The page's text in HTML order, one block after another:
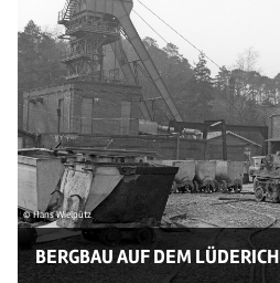
© Hans Wielpütz
BERGBAU AUF DEM LÜDERICH